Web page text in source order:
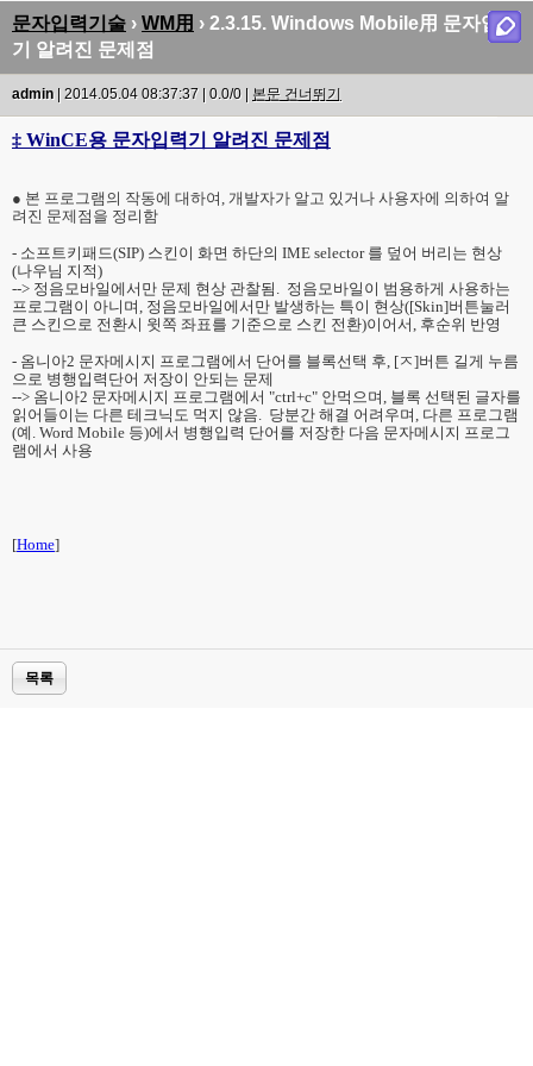
문자입력기술 › WM用 › 2.3.15. Windows Mobile用 문자입력
기 알려진 문제점
admin| 2014.05.04 08:37:37 | 0.0/0 | 본문 건너뛰기
‡ WinCE용 문자입력기 알려진 문제점
● 본 프로그램의 작동에 대하여, 개발자가 알고 있거나 사용자에 의하여 알
려진 문제점을 정리함
- 소프트키패드(SIP) 스킨이 화면 하단의 IME selector 를 덮어 버리는 현상
(나우님 지적)
--> 정음모바일에서만 문제 현상 관찰됨. 정음모바일이 범용하게 사용하는
프로그램이 아니며, 정음모바일에서만 발생하는 특이 현상([Skin]버튼눌러
큰 스킨으로 전환시 윗쪽 좌표를 기준으로 스킨 전환)이어서, 후순위 반영
- 옴니아2 문자메시지 프로그램에서 단어를 블록선택 후, [ㅈ]버튼 길게 누름
으로 병행입력단어 저장이 안되는 문제
--> 옴니아2 문자메시지 프로그램에서 "ctrl+c" 안먹으며, 블록 선택된 글자를
읽어들이는 다른 테크닉도 먹지 않음. 당분간 해결 어려우며, 다른 프로그램
(예. Word Mobile 등)에서 병행입력 단어를 저장한 다음 문자메시지 프로그
램에서 사용
[Home]
목록